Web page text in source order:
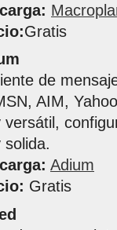
Gratis
de
AIM,
versátil,
solida.
Adium
Gratis